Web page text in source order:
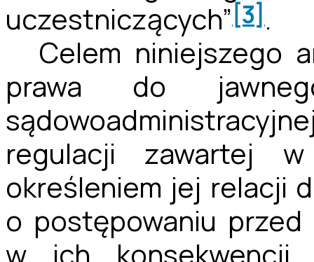
uczestniczących” [3] .
Celem niniejszego
prawa do
regulacji zawartej
określeniem jej relacji
o postępowaniu przed